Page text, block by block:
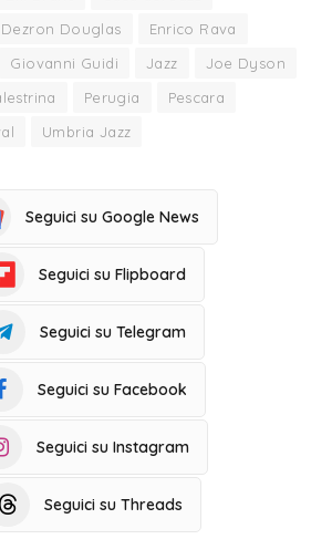
Dezron Douglas
Enrico Rava
Giovanni Guidi Jazz
Joe Dyson
Perugia
Pescara
Umbria Jazz
Seguici su Google News
Seguici su Flipboard
Seguici su Telegram
Seguici su Facebook
Seguici su Instagram
Seguici su Threads